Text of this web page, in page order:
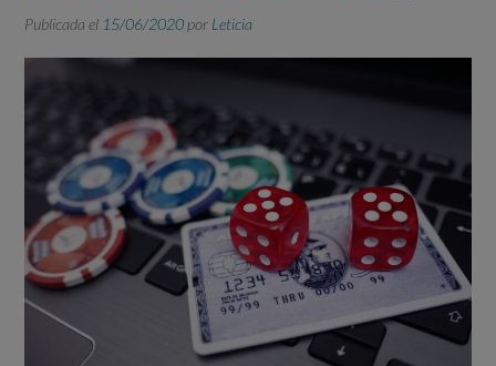
Publicada el 15/06/2020 por Leticia